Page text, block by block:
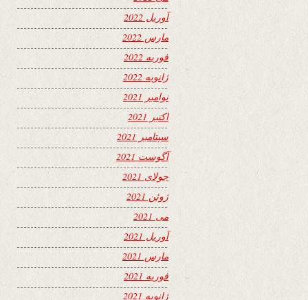
آوریل 2022
مارس 2022
فوریه 2022
ژانویه 2022
نوامبر 2021
اکتبر 2021
سپتامبر 2021
آگوست 2021
جولای 2021
ژوئن 2021
می 2021
آوریل 2021
مارس 2021
فوریه 2021
ژانویه 2021